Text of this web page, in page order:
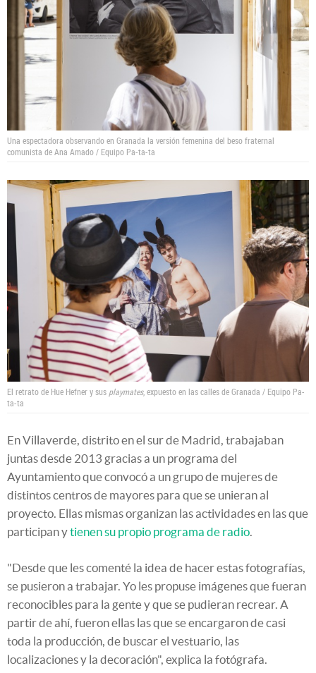
Una espectadora observando en Granada la versión femenina del beso fraternal
comunista de Ana Amado / Equipo Pa-ta-ta
El retrato de Hue Hefner y sus playmates, expuesto en las calles de Granada / Equipo Pa-
ta-ta
En Villaverde, distrito en el sur de Madrid, trabajaban
juntas desde 2013 gracias a un programa del
Ayuntamiento que convocó a un grupo de mujeres de
distintos centros de mayores para que se unieran al
proyecto. Ellas mismas organizan las actividades en las que
participan ytienen su propio programa de radio.
"Desde que les comenté la idea de hacer estas fotografías,
se pusieron a trabajar. Yo les propuse imágenes que fueran
reconocibles para la gente y que se pudieran recrear. A
partir de ahí, fueron ellas las que se encargaron de casi
toda la producción, de buscar el vestuario, las
localizaciones y la decoración", explica la fotógrafa.